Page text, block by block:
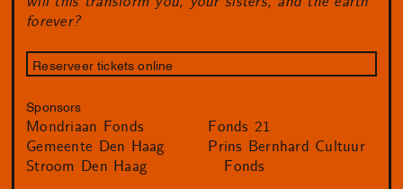
forever?
Reserveer tickets online
Sponsors
Mondriaan Fonds
Gemeente Den Haag
Stroom Den Haag
Fonds 21
Prins Bernhard Cultuur
Fonds